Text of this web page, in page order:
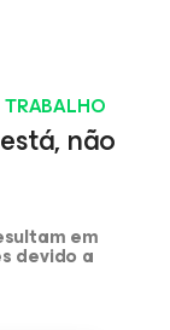
TRABALHO
não
em
devido a